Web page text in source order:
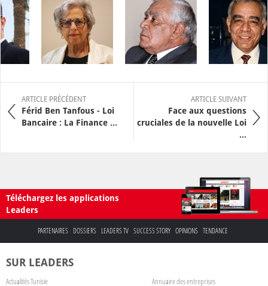
ARTICLE PRÉCÉDENT
Férid Ben Tanfous - Loi
Bancaire : La Finance ...
ARTICLE SUIVANT
Face aux questions
cruciales de la nouvelle Loi
...
Téléchargez les applications
Leaders
PARTENAIRES DOSSIERS LEADERS TV SUCCESS STORY OPINIONS TENDANCE
SUR LEADERS
Actualités Tunisie Annuaire des entreprises